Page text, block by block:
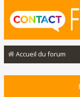
Accueil du forum